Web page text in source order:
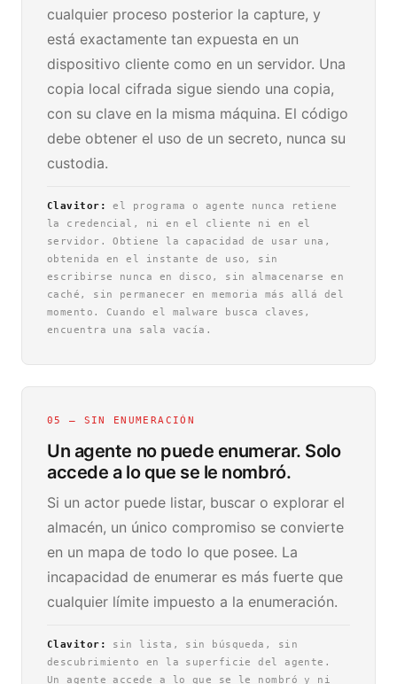
cualquier proceso posterior la capture, y
está exactamente tan expuesta en un
dispositivo cliente como en un servidor. Una
copia local cifrada sigue siendo una copia,
con su clave en la misma máquina. El código
debe obtener el uso de un secreto, nunca su
custodia.
Clavitor:
el programa o agente nunca retiene
la credencial, ni en el cliente ni en el
servidor. Obtiene la capacidad de usar una,
obtenida en el instante de uso, sin
escribirse nunca en disco, sin almacenarse en
caché, sin permanecer en memoria más allá del
momento. Cuando el malware busca claves,
encuentra una sala vacía.
05 — SIN ENUMERACIÓN
Un agente no puede enumerar. Solo
accede a lo que se le nombró.
Si un actor puede listar, buscar o explorar el
almacén, un único compromiso se convierte
en un mapa de todo lo que posee. La
incapacidad de enumerar es más fuerte que
cualquier límite impuesto a la enumeración.
Clavitor:
sin lista, sin búsqueda, sin
descubrimiento en la superficie del agente.
Un agente accede a lo que se le nombró y ni